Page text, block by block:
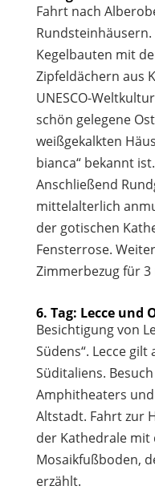
Fahrt nach
Kegelbauten mit
Zipfeldächern aus
UNESCO-
schön gelegene
weißgekalkten
bianca“ bekannt ist.
Anschließend
mittelalterlich
der gotischen
Fensterrose.
Zimmerbezug für 3
6. Tag: Lecce und
Besichtigung von
Südens“. Lecce
Süditaliens.
Amphitheaters
Altstadt. Fahrt zur
der Kathedrale mit
Mosaikfußboden,
erzählt.